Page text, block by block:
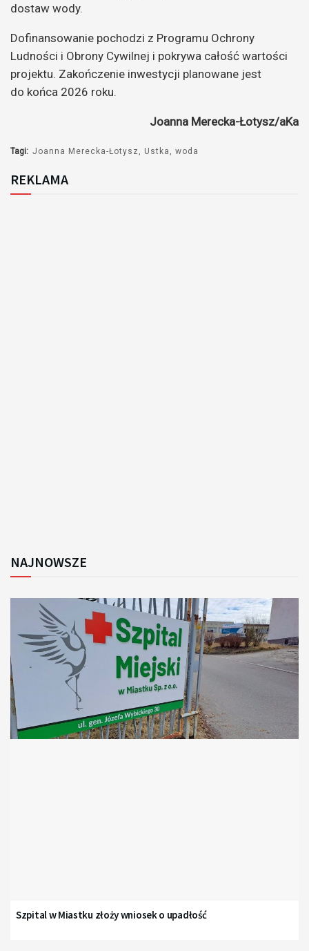
dostaw wody.
Dofinansowanie pochodzi z Programu Ochrony
Ludności i Obrony Cywilnej i pokrywa całość wartości
projektu. Zakończenie inwestycji planowane jest
do końca 2026 roku.
Joanna Merecka-Łotysz/aKa
Tagi: Joanna Merecka-Łotysz Ustka woda
REKLAMA
NAJNOWSZE
Szpital w Miastku złoży wniosek o upadłość